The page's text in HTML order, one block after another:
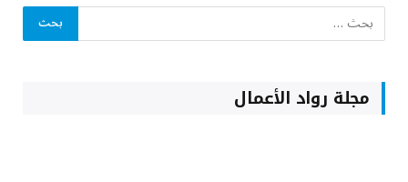
مجلة رواد الأعمال